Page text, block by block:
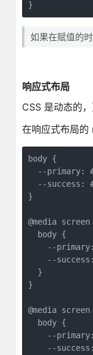
}
如果在赋值的
响应式布局
CSS 是动态的
在响应式布局的
body {
--primary:
--success:
}
@media
  body {
--
--
  }
}
@media
  body {
--
--